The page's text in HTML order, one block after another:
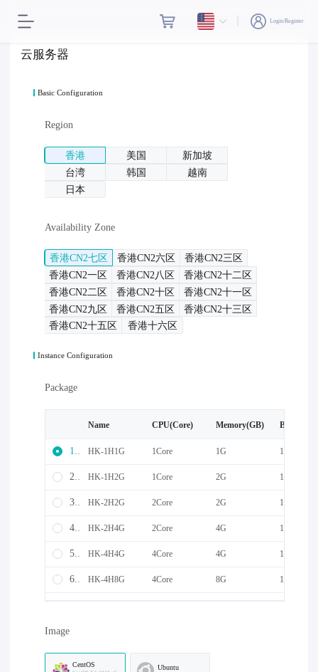
Login/Register
云服务器
Basic Configuration
Region
香港 美国
新加坡
台湾
韩国
越南
日本
Availability Zone
香港CN2七区 香港CN2六区
香港CN2三区
香港CN2一区
香港CN2八区
香港CN2十二区
香港CN2二区
香港CN2十区
香港CN2十一区
香港CN2九区
香港CN2五区
香港CN2十三区
香港CN2十五区
香港十六区
Instance Configuration
Package
Name CPU(Core) Memory(GB)
1 HK-1H1G 1Core 1G 10M
2 HK-1H2G 1Core 2G 10M
3 HK-2H2G 2Core 2G 10M
4 HK-2H4G 2Core 4G 10M
5 HK-4H4G 4Core 4G 10M
6 HK-4H8G 4Core 8G 10M
16
Image
CentOS Ubuntu